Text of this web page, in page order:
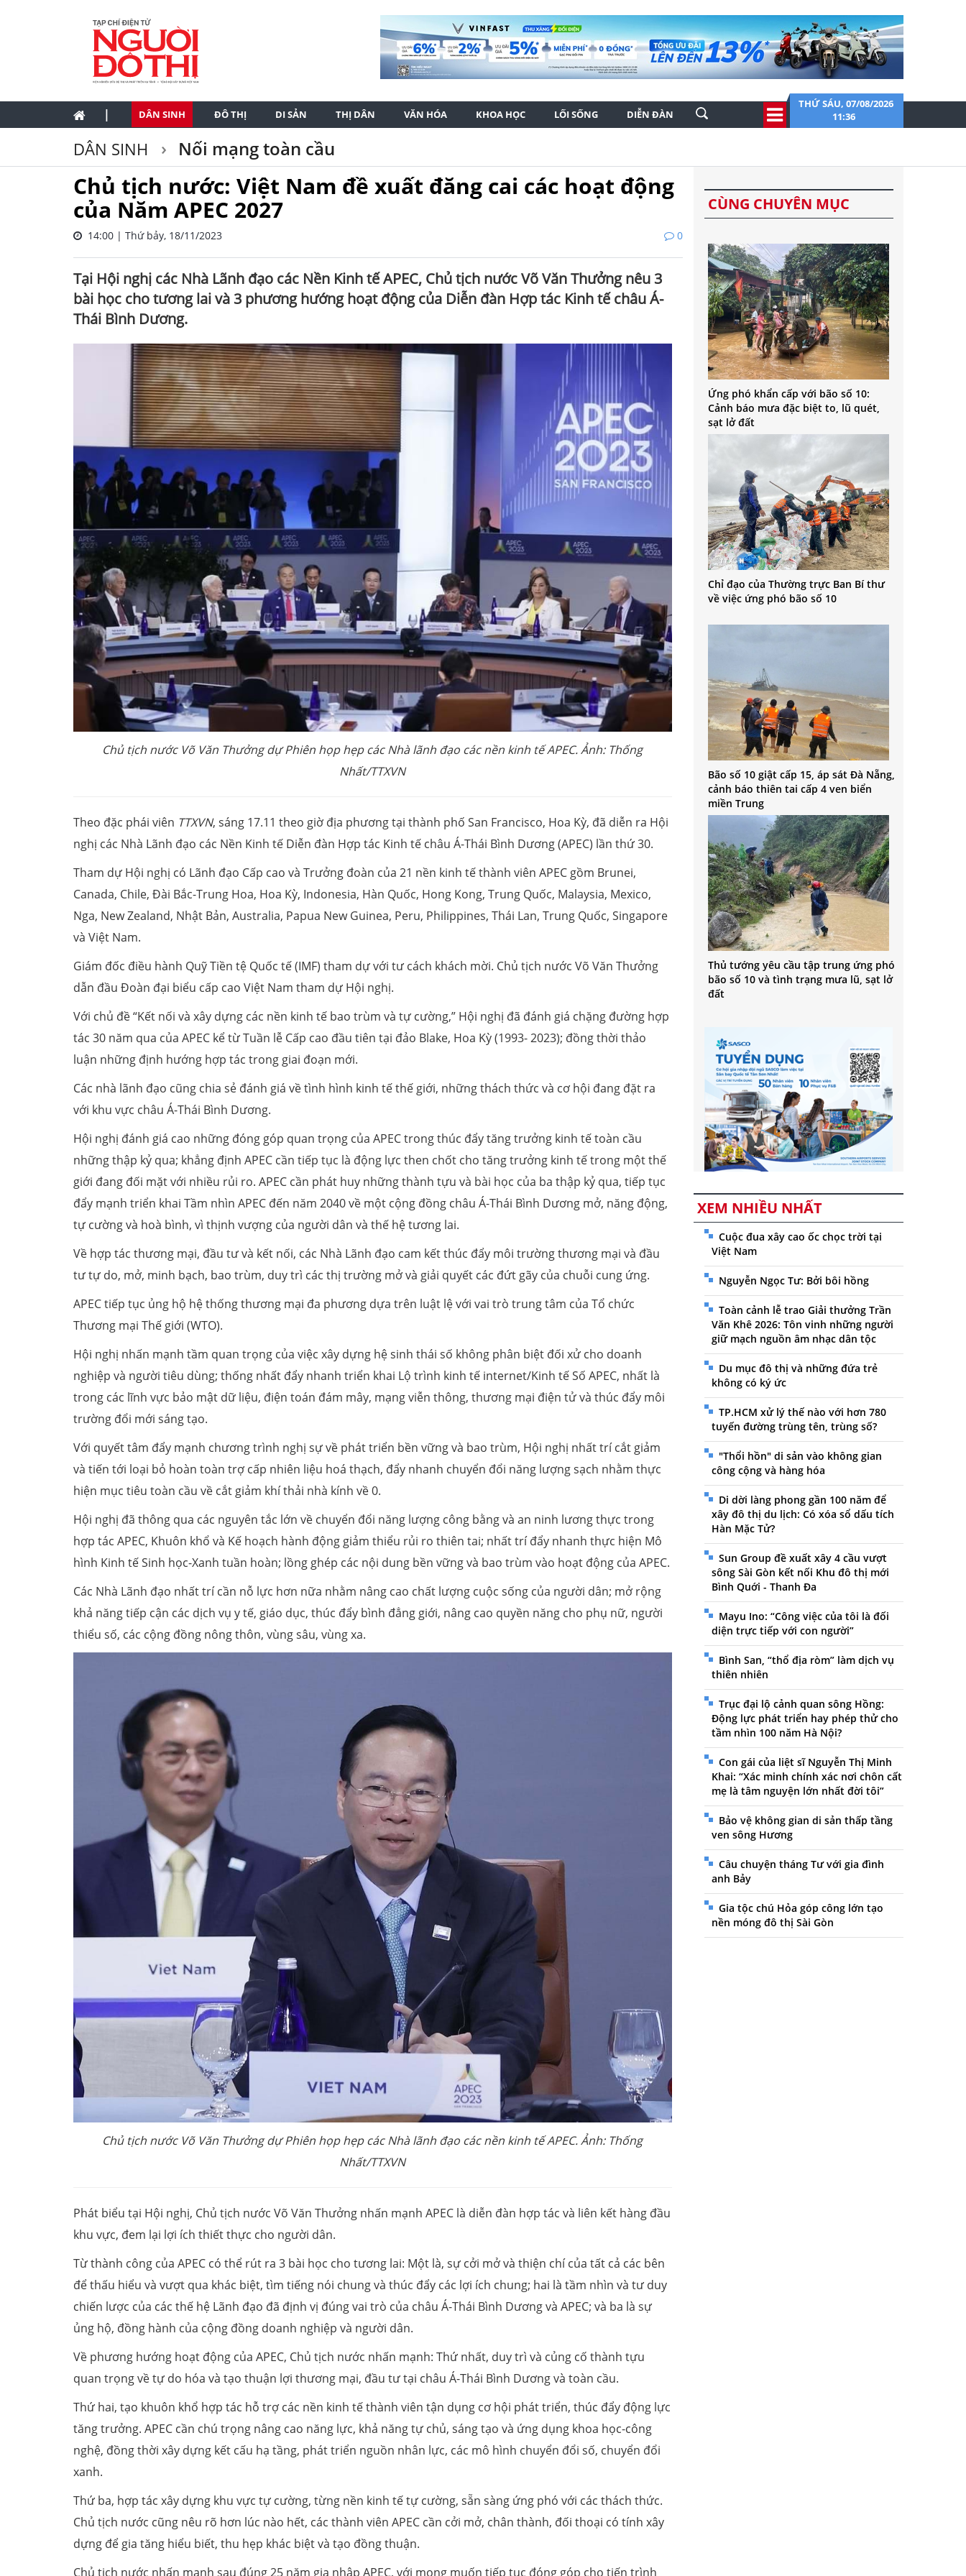
| DÂN SINH ĐÔ THỊ DI SẢN THỊ DÂN VĂN HÓA KHOA HỌC LỐI SỐNG DIỄN ĐÀN
THỨ SÁU, 07/08/2026
11:36
DÂN SINH Nối mạng toàn cầu
Chủ tịch nước: Việt Nam đề xuất đăng cai các hoạt động
của Năm APEC 2027
14:00 | Thứ bảy, 18/11/2023 0
Tại Hội nghị các Nhà Lãnh đạo các Nền Kinh tế APEC, Chủ tịch nước Võ Văn Thưởng nêu 3
bài học cho tương lai và 3 phương hướng hoạt động của Diễn đàn Hợp tác Kinh tế châu Á-
Thái Bình Dương.
Chủ tịch nước Võ Văn Thưởng dự Phiên họp hẹp các Nhà lãnh đạo các nền kinh tế APEC. Ảnh: Thống
Nhất/TTXVN
Theo đặc phái viên TTXVN, sáng 17.11 theo giờ địa phương tại thành phố San Francisco, Hoa Kỳ, đã diễn ra Hội
nghị các Nhà Lãnh đạo các Nền Kinh tế Diễn đàn Hợp tác Kinh tế châu Á-Thái Bình Dương (APEC) lần thứ 30.
Tham dự Hội nghị có Lãnh đạo Cấp cao và Trưởng đoàn của 21 nền kinh tế thành viên APEC gồm Brunei,
Canada, Chile, Đài Bắc-Trung Hoa, Hoa Kỳ, Indonesia, Hàn Quốc, Hong Kong, Trung Quốc, Malaysia, Mexico,
Nga, New Zealand, Nhật Bản, Australia, Papua New Guinea, Peru, Philippines, Thái Lan, Trung Quốc, Singapore
và Việt Nam.
Giám đốc điều hành Quỹ Tiền tệ Quốc tế (IMF) tham dự với tư cách khách mời. Chủ tịch nước Võ Văn Thưởng
dẫn đầu Đoàn đại biểu cấp cao Việt Nam tham dự Hội nghị.
Với chủ đề “Kết nối và xây dựng các nền kinh tế bao trùm và tự cường,” Hội nghị đã đánh giá chặng đường hợp
tác 30 năm qua của APEC kể từ Tuần lễ Cấp cao đầu tiên tại đảo Blake, Hoa Kỳ (1993- 2023); đồng thời thảo
luận những định hướng hợp tác trong giai đoạn mới.
Các nhà lãnh đạo cũng chia sẻ đánh giá về tình hình kinh tế thế giới, những thách thức và cơ hội đang đặt ra
với khu vực châu Á-Thái Bình Dương.
Hội nghị đánh giá cao những đóng góp quan trọng của APEC trong thúc đẩy tăng trưởng kinh tế toàn cầu
những thập kỷ qua; khẳng định APEC cần tiếp tục là động lực then chốt cho tăng trưởng kinh tế trong một thế
giới đang đối mặt với nhiều rủi ro. APEC cần phát huy những thành tựu và bài học của ba thập kỷ qua, tiếp tục
đẩy mạnh triển khai Tầm nhìn APEC đến năm 2040 về một cộng đồng châu Á-Thái Bình Dương mở, năng động,
tự cường và hoà bình, vì thịnh vượng của người dân và thế hệ tương lai.
Về hợp tác thương mại, đầu tư và kết nối, các Nhà Lãnh đạo cam kết thúc đẩy môi trường thương mại và đầu
tư tự do, mở, minh bạch, bao trùm, duy trì các thị trường mở và giải quyết các đứt gãy của chuỗi cung ứng.
APEC tiếp tục ủng hộ hệ thống thương mại đa phương dựa trên luật lệ với vai trò trung tâm của Tổ chức
Thương mại Thế giới (WTO).
Hội nghị nhấn mạnh tầm quan trọng của việc xây dựng hệ sinh thái số không phân biệt đối xử cho doanh
nghiệp và người tiêu dùng; thống nhất đẩy nhanh triển khai Lộ trình kinh tế internet/Kinh tế Số APEC, nhất là
trong các lĩnh vực bảo mật dữ liệu, điện toán đám mây, mạng viễn thông, thương mại điện tử và thúc đẩy môi
trường đổi mới sáng tạo.
Với quyết tâm đẩy mạnh chương trình nghị sự về phát triển bền vững và bao trùm, Hội nghị nhất trí cắt giảm
và tiến tới loại bỏ hoàn toàn trợ cấp nhiên liệu hoá thạch, đẩy nhanh chuyển đổi năng lượng sạch nhằm thực
hiện mục tiêu toàn cầu về cắt giảm khí thải nhà kính về 0.
Hội nghị đã thông qua các nguyên tắc lớn về chuyển đổi năng lượng công bằng và an ninh lương thực trong
hợp tác APEC, Khuôn khổ và Kế hoạch hành động giảm thiểu rủi ro thiên tai; nhất trí đẩy nhanh thực hiện Mô
hình Kinh tế Sinh học-Xanh tuần hoàn; lồng ghép các nội dung bền vững và bao trùm vào hoạt động của APEC.
Các Nhà Lãnh đạo nhất trí cần nỗ lực hơn nữa nhằm nâng cao chất lượng cuộc sống của người dân; mở rộng
khả năng tiếp cận các dịch vụ y tế, giáo dục, thúc đẩy bình đẳng giới, nâng cao quyền năng cho phụ nữ, người
thiểu số, các cộng đồng nông thôn, vùng sâu, vùng xa.
Chủ tịch nước Võ Văn Thưởng dự Phiên họp hẹp các Nhà lãnh đạo các nền kinh tế APEC. Ảnh: Thống
Nhất/TTXVN
Phát biểu tại Hội nghị, Chủ tịch nước Võ Văn Thưởng nhấn mạnh APEC là diễn đàn hợp tác và liên kết hàng đầu
khu vực, đem lại lợi ích thiết thực cho người dân.
Từ thành công của APEC có thể rút ra 3 bài học cho tương lai: Một là, sự cởi mở và thiện chí của tất cả các bên
để thấu hiểu và vượt qua khác biệt, tìm tiếng nói chung và thúc đẩy các lợi ích chung; hai là tầm nhìn và tư duy
chiến lược của các thế hệ Lãnh đạo đã định vị đúng vai trò của châu Á-Thái Bình Dương và APEC; và ba là sự
ủng hộ, đồng hành của cộng đồng doanh nghiệp và người dân.
Về phương hướng hoạt động của APEC, Chủ tịch nước nhấn mạnh: Thứ nhất, duy trì và củng cố thành tựu
quan trọng về tự do hóa và tạo thuận lợi thương mại, đầu tư tại châu Á-Thái Bình Dương và toàn cầu.
Thứ hai, tạo khuôn khổ hợp tác hỗ trợ các nền kinh tế thành viên tận dụng cơ hội phát triển, thúc đẩy động lực
tăng trưởng. APEC cần chú trọng nâng cao năng lực, khả năng tự chủ, sáng tạo và ứng dụng khoa học-công
nghệ, đồng thời xây dựng kết cấu hạ tầng, phát triển nguồn nhân lực, các mô hình chuyển đổi số, chuyển đổi
xanh.
Thứ ba, hợp tác xây dựng khu vực tự cường, từng nền kinh tế tự cường, sẵn sàng ứng phó với các thách thức.
Chủ tịch nước cũng nêu rõ hơn lúc nào hết, các thành viên APEC cần cởi mở, chân thành, đối thoại có tính xây
dựng để gia tăng hiểu biết, thu hẹp khác biệt và tạo đồng thuận.
Chủ tịch nước nhấn mạnh sau đúng 25 năm gia nhập APEC, với mong muốn tiếp tục đóng góp cho tiến trình
CÙNG CHUYÊN MỤC
Ứng phó khẩn cấp với bão số 10:
Cảnh báo mưa đặc biệt to, lũ quét,
sạt lở đất
Chỉ đạo của Thường trực Ban Bí thư
về việc ứng phó bão số 10
Bão số 10 giật cấp 15, áp sát Đà Nẵng,
cảnh báo thiên tai cấp 4 ven biển
miền Trung
Thủ tướng yêu cầu tập trung ứng phó
bão số 10 và tình trạng mưa lũ, sạt lở
đất
XEM NHIỀU NHẤT
Cuộc đua xây cao ốc chọc trời tại
Việt Nam
Nguyễn Ngọc Tư: Bởi bôi hồng
Toàn cảnh lễ trao Giải thưởng Trần
Văn Khê 2026: Tôn vinh những người
giữ mạch nguồn âm nhạc dân tộc
Du mục đô thị và những đứa trẻ
không có ký ức
TP.HCM xử lý thế nào với hơn 780
tuyến đường trùng tên, trùng số?
"Thổi hồn" di sản vào không gian
công cộng và hàng hóa
Di dời làng phong gần 100 năm để
xây đô thị du lịch: Có xóa sổ dấu tích
Hàn Mặc Tử?
Sun Group đề xuất xây 4 cầu vượt
sông Sài Gòn kết nối Khu đô thị mới
Bình Quới - Thanh Đa
Mayu Ino: “Công việc của tôi là đối
diện trực tiếp với con người”
Bình San, “thổ địa ròm” làm dịch vụ
thiên nhiên
Trục đại lộ cảnh quan sông Hồng:
Động lực phát triển hay phép thử cho
tầm nhìn 100 năm Hà Nội?
Con gái của liệt sĩ Nguyễn Thị Minh
Khai: “Xác minh chính xác nơi chôn cất
mẹ là tâm nguyện lớn nhất đời tôi”
Bảo vệ không gian di sản thấp tầng
ven sông Hương
Câu chuyện tháng Tư với gia đình
anh Bảy
Gia tộc chú Hỏa góp công lớn tạo
nền móng đô thị Sài Gòn